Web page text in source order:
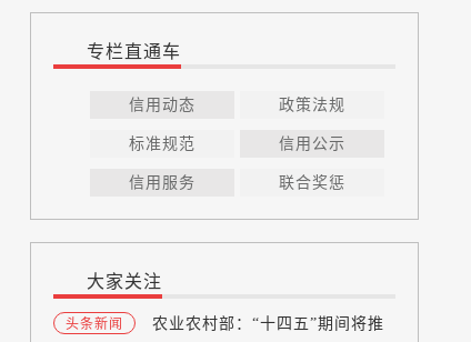
专栏直通车
信用动态 政策法规
标准规范 信用公示
信用服务 联合奖惩
大家关注
头条新闻
农业农村部：“十四五”期间将推